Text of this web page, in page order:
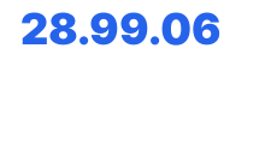
28.99.06